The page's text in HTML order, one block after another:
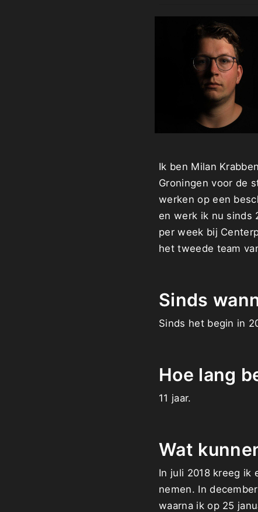
Ik ben Milan
Groningen voor de
werken op een
en werk ik nu sinds
per week bij
het tweede team
Sinds
Sinds het begin in
Hoe lang
11 jaar.
Wat
In juli 2018 kreeg ik
nemen. In
waarna ik op 25